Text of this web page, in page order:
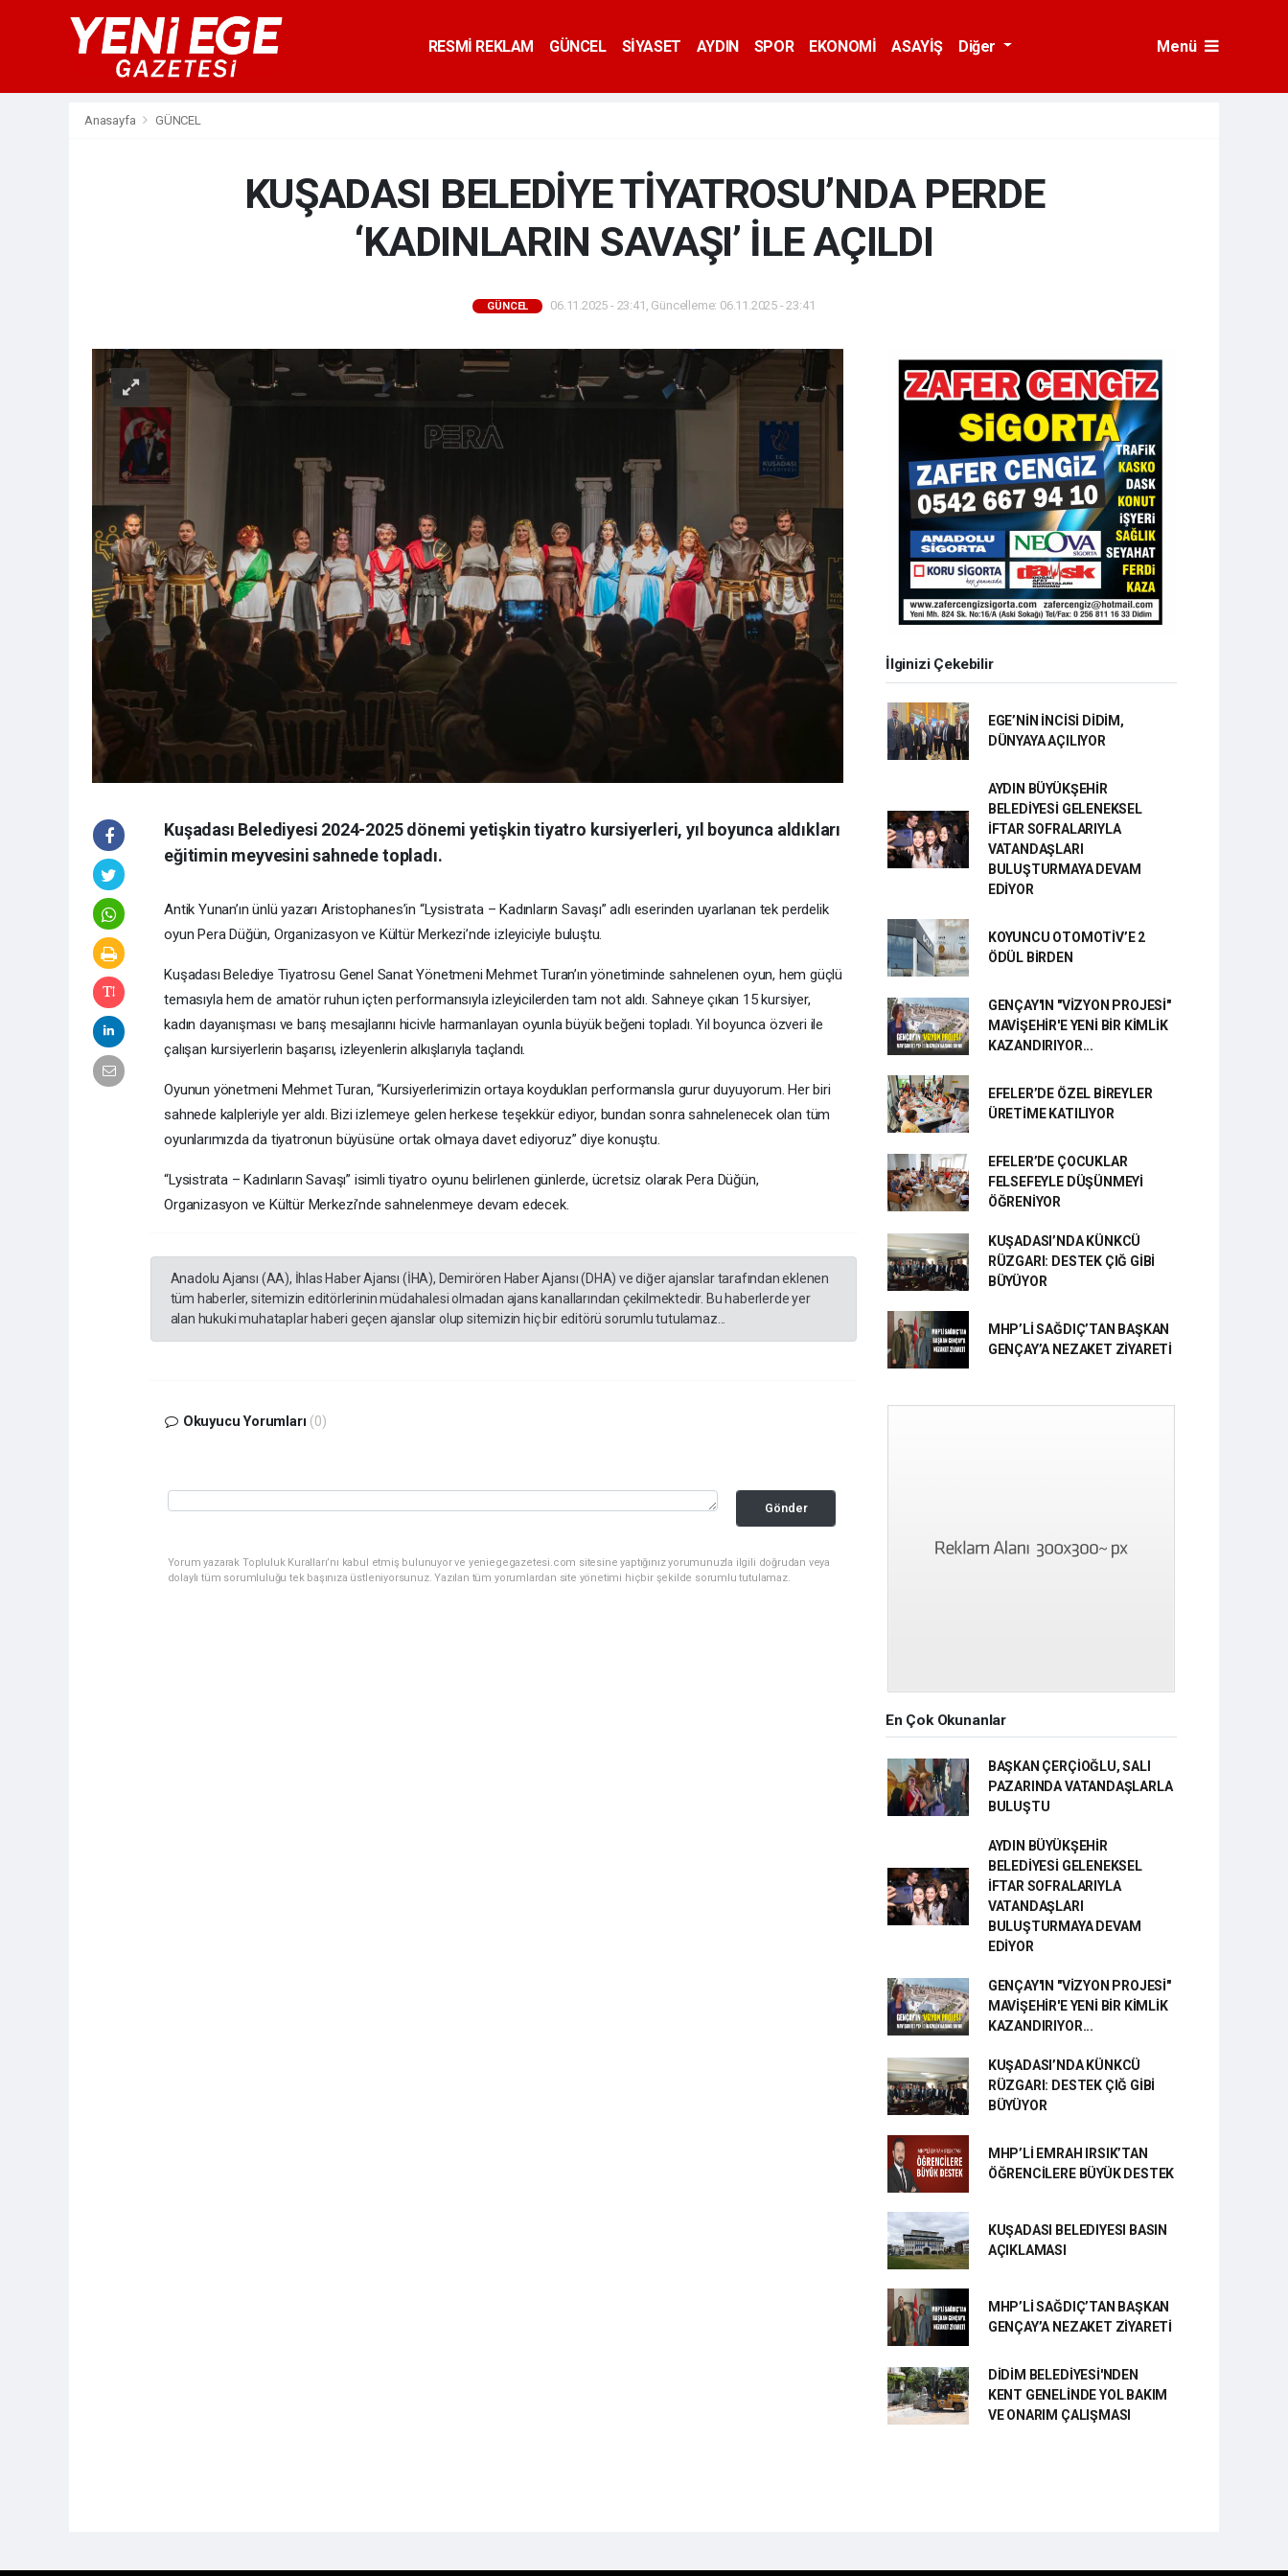
RESMİ REKLAM GÜNCEL SİYASET AYDIN SPOR EKONOMİ ASAYİŞ Diğer Menü
Anasayfa GÜNCEL
KUŞADASI BELEDİYE TİYATROSU’NDA PERDE
‘KADINLARIN SAVAŞI’ İLE AÇILDI
GÜNCEL 06.11.2025 - 23:41, Güncelleme: 06.11.2025 - 23:41
Kuşadası Belediyesi 2024-2025 dönemi yetişkin tiyatro kursiyerleri, yıl boyunca aldıkları
eğitimin meyvesini sahnede topladı.
Antik Yunan’ın ünlü yazarı Aristophanes’in “Lysistrata – Kadınların Savaşı” adlı eserinden uyarlanan tek perdelik
oyun Pera Düğün, Organizasyon ve Kültür Merkezi’nde izleyiciyle buluştu.
Kuşadası Belediye Tiyatrosu Genel Sanat Yönetmeni Mehmet Turan’ın yönetiminde sahnelenen oyun, hem güçlü
temasıyla hem de amatör ruhun içten performansıyla izleyicilerden tam not aldı. Sahneye çıkan 15 kursiyer,
kadın dayanışması ve barış mesajlarını hicivle harmanlayan oyunla büyük beğeni topladı. Yıl boyunca özveri ile
çalışan kursiyerlerin başarısı, izleyenlerin alkışlarıyla taçlandı.
Oyunun yönetmeni Mehmet Turan, “Kursiyerlerimizin ortaya koydukları performansla gurur duyuyorum. Her biri
sahnede kalpleriyle yer aldı. Bizi izlemeye gelen herkese teşekkür ediyor, bundan sonra sahnelenecek olan tüm
oyunlarımızda da tiyatronun büyüsüne ortak olmaya davet ediyoruz” diye konuştu.
“Lysistrata – Kadınların Savaşı” isimli tiyatro oyunu belirlenen günlerde, ücretsiz olarak Pera Düğün,
Organizasyon ve Kültür Merkezi’nde sahnelenmeye devam edecek.
Anadolu Ajansı (AA), İhlas Haber Ajansı (İHA), Demirören Haber Ajansı (DHA) ve diğer ajanslar tarafından eklenen
tüm haberler, sitemizin editörlerinin müdahalesi olmadan ajans kanallarından çekilmektedir. Bu haberlerde yer
alan hukuki muhataplar haberi geçen ajanslar olup sitemizin hiç bir editörü sorumlu tutulamaz...
Okuyucu Yorumları (0)
Gönder
Yorum yazarak Topluluk Kuralları’nı kabul etmiş bulunuyor ve yeniegegazetesi.com sitesine yaptığınız yorumunuzla ilgili doğrudan veya
dolaylı tüm sorumluluğu tek başınıza üstleniyorsunuz. Yazılan tüm yorumlardan site yönetimi hiçbir şekilde sorumlu tutulamaz.
İlginizi Çekebilir
EGE’NİN İNCİSİ DİDİM,
DÜNYAYA AÇILIYOR
AYDIN BÜYÜKŞEHİR
BELEDİYESİ GELENEKSEL
İFTAR SOFRALARIYLA
VATANDAŞLARI
BULUŞTURMAYA DEVAM
EDİYOR
KOYUNCU OTOMOTİV’E 2
ÖDÜL BİRDEN
GENÇAY'IN "VİZYON PROJESİ"
MAVİŞEHİR'E YENİ BİR KİMLİK
KAZANDIRIYOR...
EFELER’DE ÖZEL BİREYLER
ÜRETİME KATILIYOR
EFELER’DE ÇOCUKLAR
FELSEFEYLE DÜŞÜNMEYİ
ÖĞRENİYOR
KUŞADASI’NDA KÜNKCÜ
RÜZGARI: DESTEK ÇIĞ GİBİ
BÜYÜYOR
MHP’Lİ SAĞDIÇ’TAN BAŞKAN
GENÇAY’A NEZAKET ZİYARETİ
En Çok Okunanlar
BAŞKAN ÇERÇİOĞLU, SALI
PAZARINDA VATANDAŞLARLA
BULUŞTU
AYDIN BÜYÜKŞEHİR
BELEDİYESİ GELENEKSEL
İFTAR SOFRALARIYLA
VATANDAŞLARI
BULUŞTURMAYA DEVAM
EDİYOR
GENÇAY'IN "VİZYON PROJESİ"
MAVİŞEHİR'E YENİ BİR KİMLİK
KAZANDIRIYOR...
KUŞADASI’NDA KÜNKCÜ
RÜZGARI: DESTEK ÇIĞ GİBİ
BÜYÜYOR
MHP’Lİ EMRAH IRSIK’TAN
ÖĞRENCİLERE BÜYÜK DESTEK
KUŞADASI BELEDIYESI BASIN
AÇIKLAMASI
MHP’Lİ SAĞDIÇ’TAN BAŞKAN
GENÇAY’A NEZAKET ZİYARETİ
DİDİM BELEDİYESİ'NDEN
KENT GENELİNDE YOL BAKIM
VE ONARIM ÇALIŞMASI